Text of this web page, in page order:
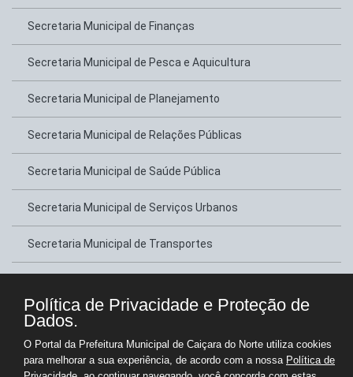
Secretaria Municipal de Finanças
Secretaria Municipal de Pesca e Aquicultura
Secretaria Municipal de Planejamento
Secretaria Municipal de Relações Públicas
Secretaria Municipal de Saúde Pública
Secretaria Municipal de Serviços Urbanos
Secretaria Municipal de Transportes
Secretaria Municipal de Turismo e Lazer
Copyright © Prefeitura Municipal de Caiçara do Norte - Gestão 2025-2028
Política de Privacidade e Proteção de
Dados.
O Portal da Prefeitura Municipal de Caiçara do Norte utiliza cookies
para melhorar a sua experiência, de acordo com a nossa Política de